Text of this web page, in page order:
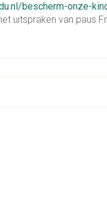
bescherm-onze-
uitspraken van paus